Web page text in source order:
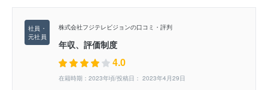
株式会社フジテレビジョンの口コミ・評判
年収、評価制度
4.0
在籍時期：2023年頃/投稿日： 2023年4月29日